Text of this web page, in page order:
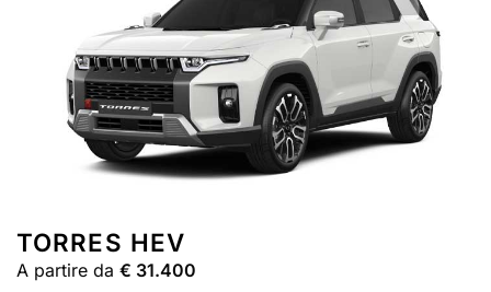
TORRES HEV
A partire da € 31.400